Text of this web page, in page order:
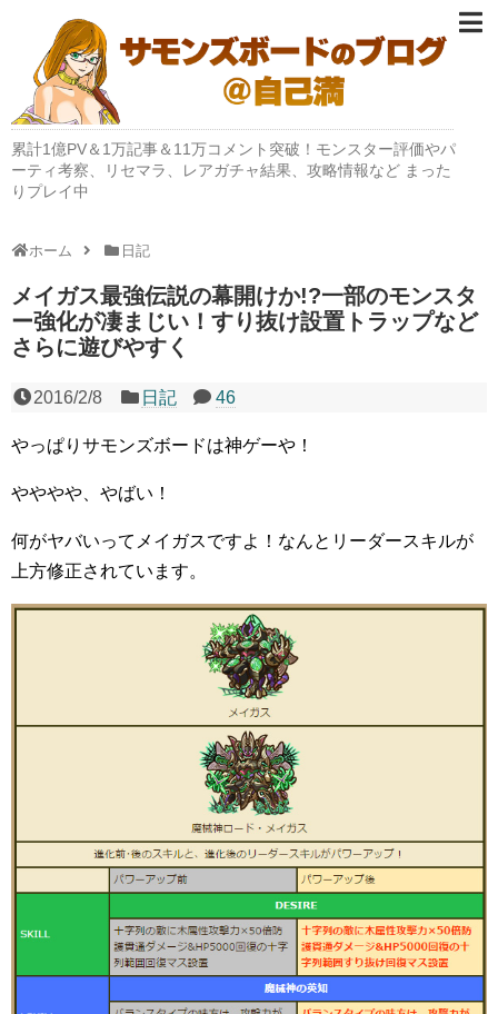
累計1億PV＆1万記事＆11万コメント突破！モンスター評価やパ
ーティ考察、リセマラ、レアガチャ結果、攻略情報など まった
りプレイ中
ホーム 日記
メイガス最強伝説の幕開けか!?一部のモンスタ
ー強化が凄まじい！すり抜け設置トラップなど
さらに遊びやすく
2016/2/8 日記 46
やっぱりサモンズボードは神ゲーや！
やややや、やばい！
何がヤバいってメイガスですよ！なんとリーダースキルが
上方修正されています。